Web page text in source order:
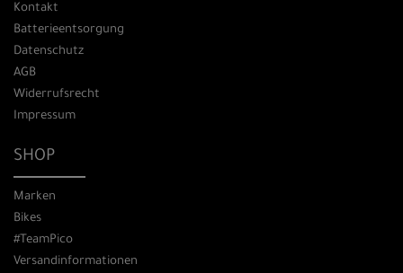
Kontakt
Batterieentsorgung
Datenschutz
AGB
Widerrufsrecht
Impressum
SHOP
Marken
Bikes
#TeamPico
Versandinformationen